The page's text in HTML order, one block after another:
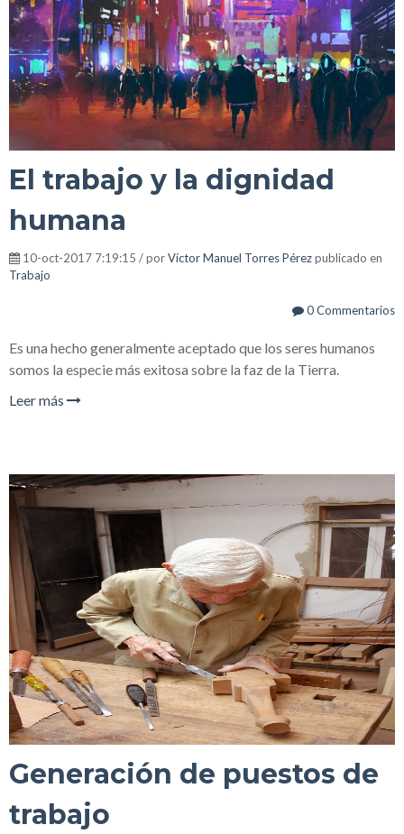
El trabajo y la dignidad
humana
10-oct-2017 7:19:15 / porVíctor Manuel Torres Pérezpublicado en
Trabajo
0 Commentarios
Es una hecho generalmente aceptado que los seres humanos
somos la especie más exitosa sobre la faz de la Tierra.
Leer más
Generación de puestos de
trabajo